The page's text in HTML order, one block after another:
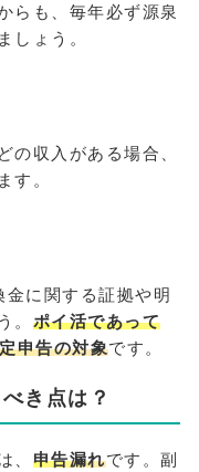
らも、毎年必ず源泉
しょう。
の収入がある場合、
す。
に関する証拠や明
。 ポイ活であって
申告の対象です。
き点は？
、 申告漏れです。副